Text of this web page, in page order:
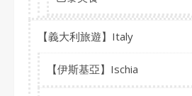
【義大利旅遊】Italy
【伊斯基亞】Ischia